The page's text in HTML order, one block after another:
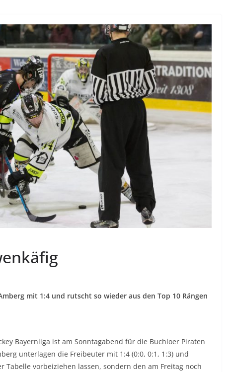
mit 1:4 und rutscht so wieder aus den Top 10 Rängen
Bayernliga ist am Sonntagabend für die Buchloer Piraten
unterlagen die Freibeuter mit 1:4 (0:0, 0:1, 1:3) und
vorbeiziehen lassen, sondern den am Freitag noch